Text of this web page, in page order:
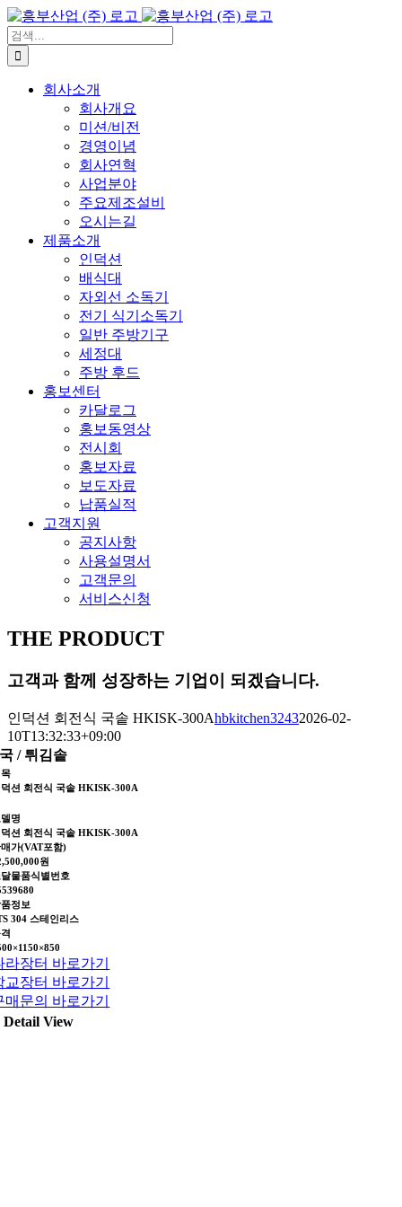
콘
텐
츠
로
검
색:
회사소개
회사개요
미션/비전
경영이념
회사연혁
사업분야
주요제조설비
오시는길
제품소개
인덕션
배식대
자외선 소독기
전기 식기소독기
일반 주방기구
세정대
주방 후드
홍보센터
카달로그
홍보동영상
전시회
홍보자료
보도자료
납품실적
고객지원
공지사항
사용설명서
고객문의
서비스신청
THE PRODUCT
고객과 함께 성장하는 기업이 되겠습니다.
인덕션 회전식 국솥 HKISK-300Ahbkitchen32432026-02-
10T13:32:33+09:00
국 / 튀김솥
덕션 회전식 국솥 HKISK-300A
명
션 회전식 국솥 HKISK-300A
가(VAT포함)
원
물품식별번호
정보
304 스테인리스
라장터 바로가기
교장터 바로가기
매문의 바로가기
Detail View